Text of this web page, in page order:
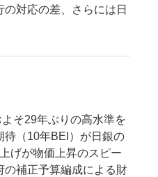
対応の差、さらには日
そ29年ぶりの高水準を
待（10年BEI）が日銀の
げが物価上昇のスピー
の補正予算編成による財